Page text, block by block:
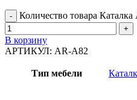
Количество товара
В корзину
АРТИКУЛ: AR-A82
Тип мебели